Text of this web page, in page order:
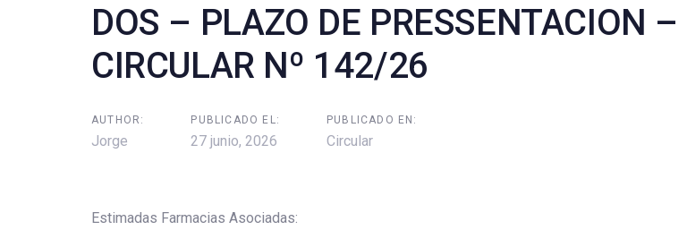
DOS – PLAZO DE PRESSENTACION –
CIRCULAR Nº 142/26
AUTHOR:
Jorge
PUBLICADO EL:
27 junio, 2026
PUBLICADO EN:
Circular
Estimadas Farmacias Asociadas: